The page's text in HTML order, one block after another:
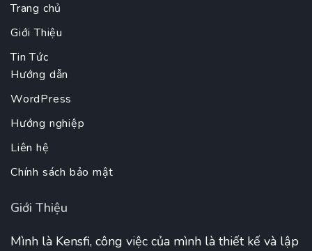
Trang chủ
Giới Thiệu
Tin Tức
Hướng dẫn
WordPress
Hướng nghiệp
Liên hệ
Chính sách bảo mật
Giới Thiệu
Mình là Kensfi, công việc của mình là thiết kế và lập